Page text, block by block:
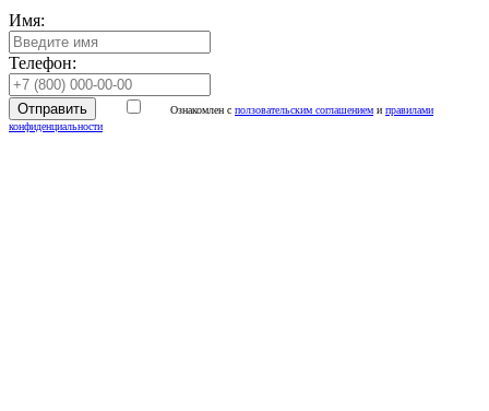
Имя:
Телефон:
Ознакомлен с ползовательским соглашением и правилами
конфиденциальности